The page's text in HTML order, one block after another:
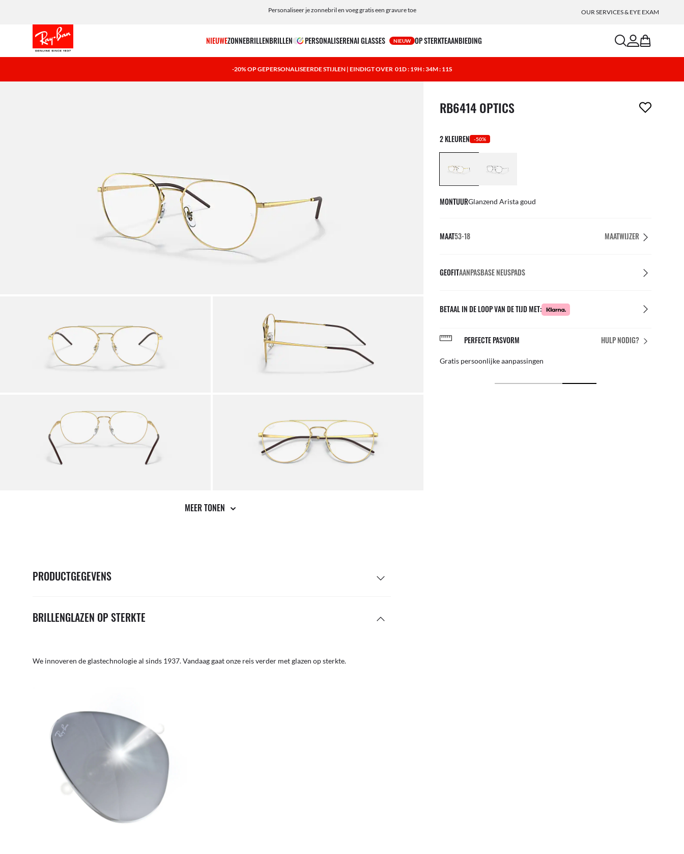
Personaliseer je zonnebril en voeg gratis een gravure toe OUR SERVICES & EYE EXAM
NIEUWEZONNEBRILLENBRILLEN PERSONALISERENAI GLASSES NIEUW OP STERKTEAANBIEDING searchaccount
bag
-20% OP GEPERSONALISEERDE STIJLEN | EINDIGT OVER 01D : 19H : 34M : 10S
MEER TONEN
PRODUCTGEGEVENS
BRILLENGLAZEN OP STERKTE
We innoveren de glastechnologie al sinds 1937. Vandaag gaat onze reis verder met glazen op sterkte.
1 item is uit je verlanglijst verwijderd
RB6414 OPTICS
2 KLEUREN -50%
MONTUURGlanzend Arista goud
MAAT53-18 MAATWIJZER
GEOFITAANPASBASE NEUSPADS
BETAAL IN DE LOOP VAN DE TIJD MET:
HULP NODIG?
NAZORG IN DE WINKEL
Profiteer van ons team van experts